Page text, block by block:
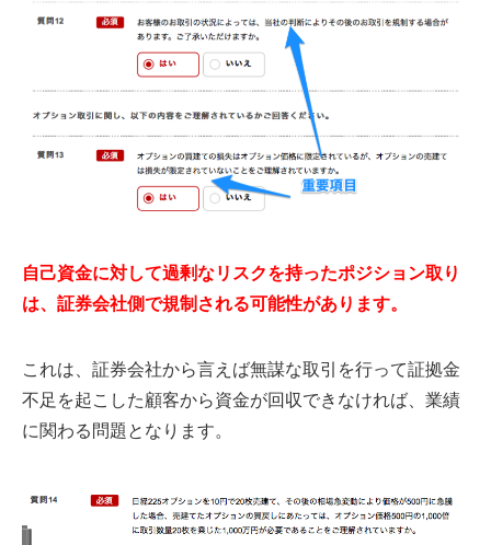
自己資金に対して過剰なリスクを持ったポジション取り
は、証券会社側で規制される可能性があります。
これは、証券会社から言えば無謀な取引を行って証拠金
不足を起こした顧客から資金が回収できなければ、業績
に関わる問題となります。